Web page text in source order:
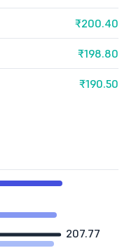
₹200.40
₹198.80
₹190.50
207.77